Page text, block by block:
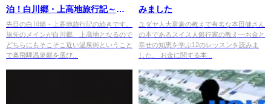
泊！白川郷・上高地旅行記～宿
泊編～
先日の白川郷・上高地旅行記の続きです。
旅先のメインが白川郷、上高地となるので
どちらにもそこそこ近い温泉街ということ
で奥飛騨温泉郷を選び...
みました
ユダヤ人大富豪の教えで有名な本田健さん
の本であるスイス人銀行家の教え―お金と
幸せの知恵を学ぶ12のレッスンを読みま
した。 お金に関する本...